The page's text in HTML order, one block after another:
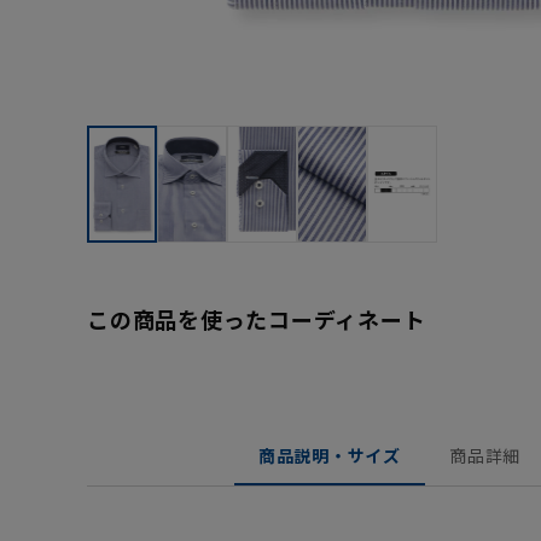
この商品を使ったコーディネート
商品説明・サイズ 商品詳細